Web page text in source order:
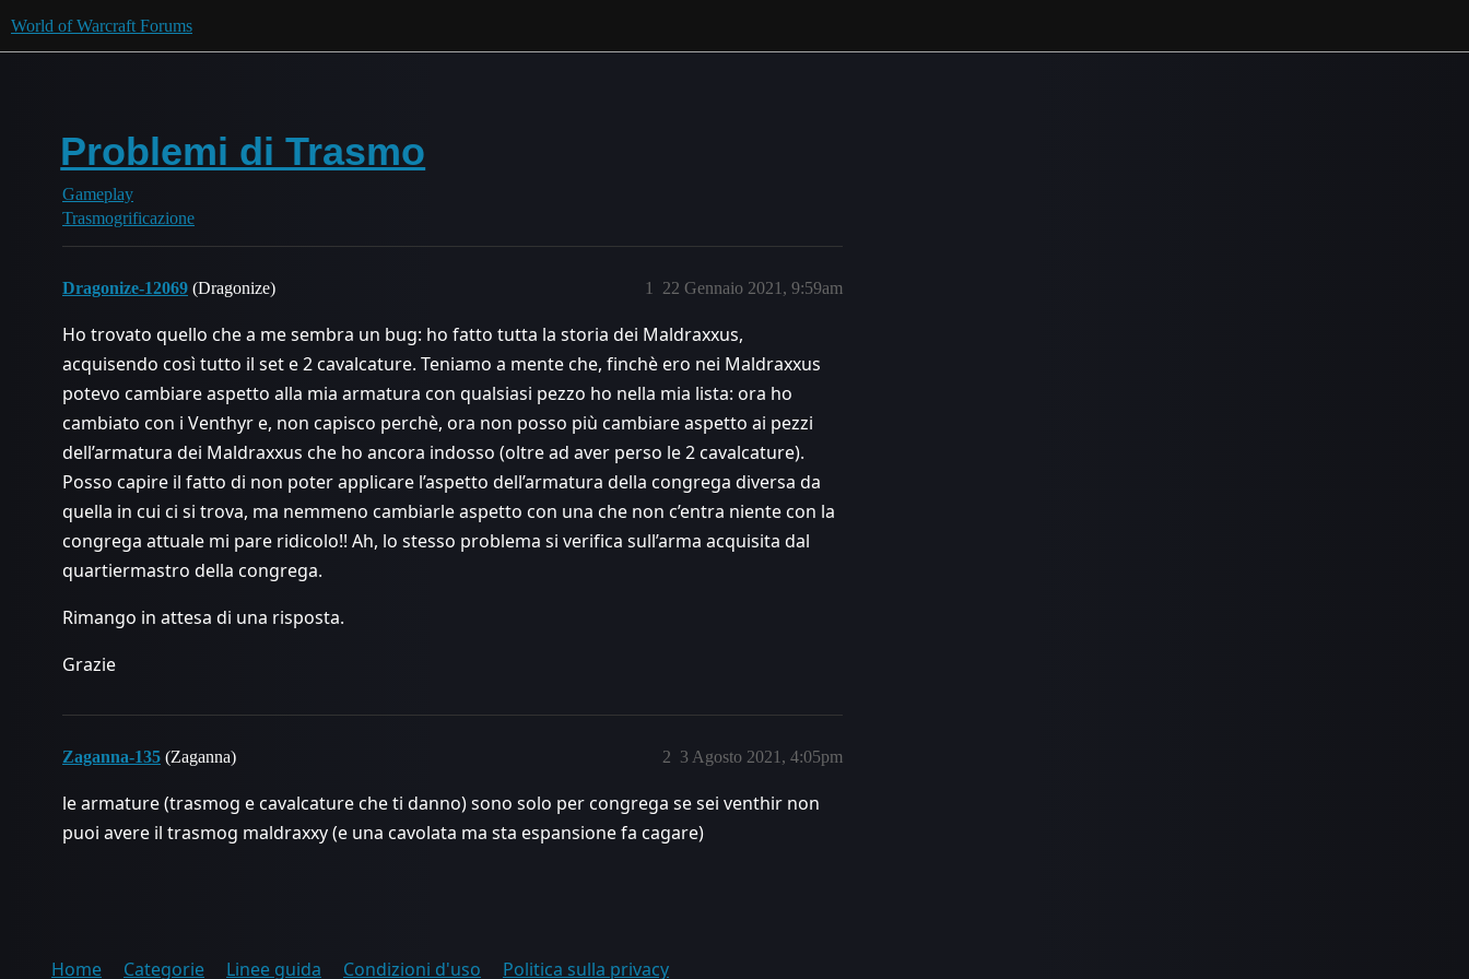
World of Warcraft Forums
Problemi di Trasmo
Gameplay
Trasmogrificazione
Dragonize-12069 (Dragonize) 22 Gennaio 2021, 9:59am
1
Ho trovato quello che a me sembra un bug: ho fatto tutta la storia dei Maldraxxus,
acquisendo così tutto il set e 2 cavalcature. Teniamo a mente che, finchè ero nei Maldraxxus
potevo cambiare aspetto alla mia armatura con qualsiasi pezzo ho nella mia lista: ora ho
cambiato con i Venthyr e, non capisco perchè, ora non posso più cambiare aspetto ai pezzi
dell’armatura dei Maldraxxus che ho ancora indosso (oltre ad aver perso le 2 cavalcature).
Posso capire il fatto di non poter applicare l’aspetto dell’armatura della congrega diversa da
quella in cui ci si trova, ma nemmeno cambiarle aspetto con una che non c’entra niente con la
congrega attuale mi pare ridicolo!! Ah, lo stesso problema si verifica sull’arma acquisita dal
quartiermastro della congrega.
Rimango in attesa di una risposta.
Grazie
Zaganna-135 (Zaganna) 3 Agosto 2021, 4:05pm
2
le armature (trasmog e cavalcature che ti danno) sono solo per congrega se sei venthir non
puoi avere il trasmog maldraxxy (e una cavolata ma sta espansione fa cagare)
Home Categorie Linee guida Condizioni d'uso Politica sulla privacy